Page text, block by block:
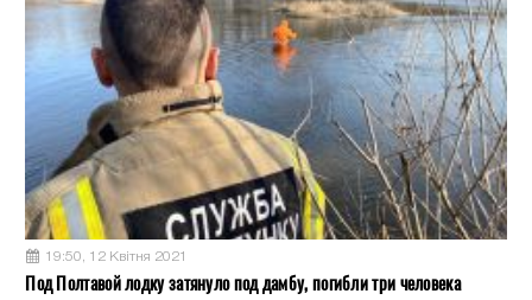
19:50, 12 Квітня 2021
Под Полтавой лодку затянуло под дамбу, погибли три человека